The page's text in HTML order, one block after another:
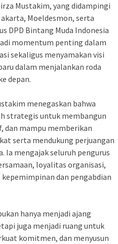
Mustakim, yang didampingi
Moeldesmon, serta
DPD Bintang Muda Indonesia
momentum penting dalam
sekaligus menyamakan visi
dalam menjalankan roda
depan.
menegaskan bahwa
strategis untuk membangun
dan mampu memberikan
serta mendukung perjuangan
Ia mengajak seluruh pengurus
loyalitas organisasi,
dan pengabdian
hanya menjadi ajang
juga menjadi ruang untuk
komitmen, dan menyusun